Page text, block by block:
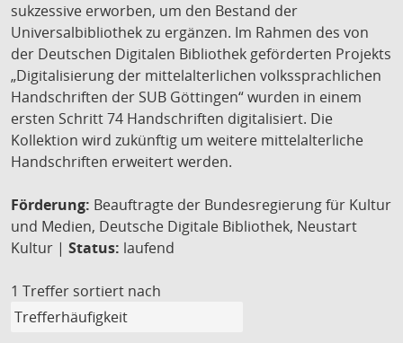
sukzessive erworben, um den Bestand der
Universalbibliothek zu ergänzen. Im Rahmen des von
der Deutschen Digitalen Bibliothek geförderten Projekts
„Digitalisierung der mittelalterlichen volkssprachlichen
Handschriften der SUB Göttingen“ wurden in einem
ersten Schritt 74 Handschriften digitalisiert. Die
Kollektion wird zukünftig um weitere mittelalterliche
Handschriften erweitert werden.
Förderung: Beauftragte der Bundesregierung für Kultur
und Medien, Deutsche Digitale Bibliothek, Neustart
Kultur | Status: laufend
1 Treffer sortiert nach